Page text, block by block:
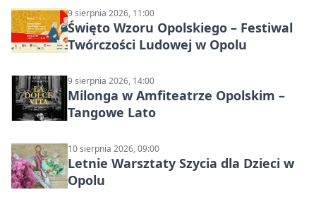
9 sierpnia 2026, 11:00
Święto Wzoru Opolskiego – Festiwal
Twórczości Ludowej w Opolu
9 sierpnia 2026, 14:00
Milonga w Amfiteatrze Opolskim –
Tangowe Lato
10 sierpnia 2026, 09:00
Letnie Warsztaty Szycia dla Dzieci w
Opolu